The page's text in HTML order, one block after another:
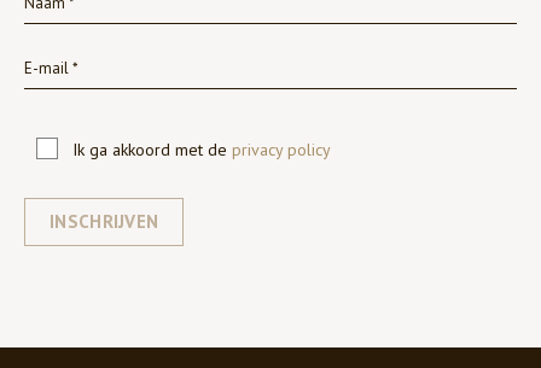
Ik ga akkoord met de privacy policy
INSCHRIJVEN